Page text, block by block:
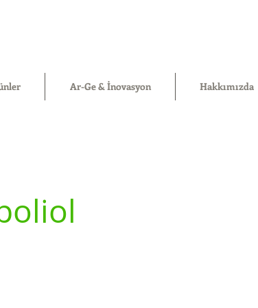
Ar-Ge & İnovasyon Hakkımızda